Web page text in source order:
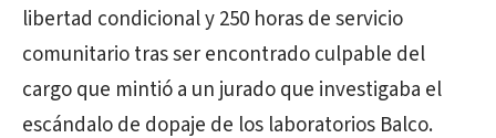
libertad condicional y 250 horas de servicio
comunitario tras ser encontrado culpable del
cargo que mintió a un jurado que investigaba el
escándalo de dopaje de los laboratorios Balco.